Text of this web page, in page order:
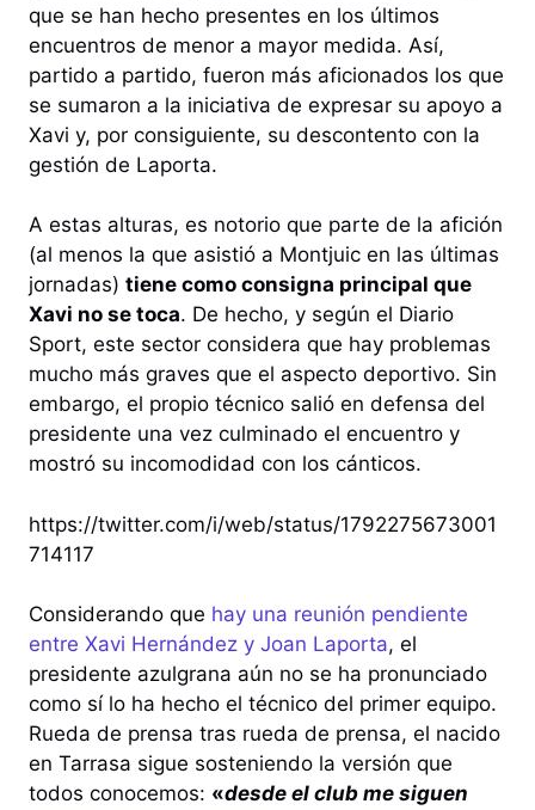
que se han hecho presentes en los últimos
encuentros de menor a mayor medida. Así,
partido a partido, fueron más aficionados los que
se sumaron a la iniciativa de expresar su apoyo a
Xavi y, por consiguiente, su descontento con la
gestión de Laporta.
A estas alturas, es notorio que parte de la afición
(al menos la que asistió a Montjuic en las últimas
jornadas) tiene como consigna principal que
Xavi no se toca. De hecho, y según el Diario
Sport, este sector considera que hay problemas
mucho más graves que el aspecto deportivo. Sin
embargo, el propio técnico salió en defensa del
presidente una vez culminado el encuentro y
mostró su incomodidad con los cánticos.
https://twitter.com/i/web/status/1792275673001
714117
Considerando que hay una reunión pendiente
entre Xavi Hernández y Joan Laporta, el
presidente azulgrana aún no se ha pronunciado
como sí lo ha hecho el técnico del primer equipo.
Rueda de prensa tras rueda de prensa, el nacido
en Tarrasa sigue sosteniendo la versión que
todos conocemos: «desde el club me siguen